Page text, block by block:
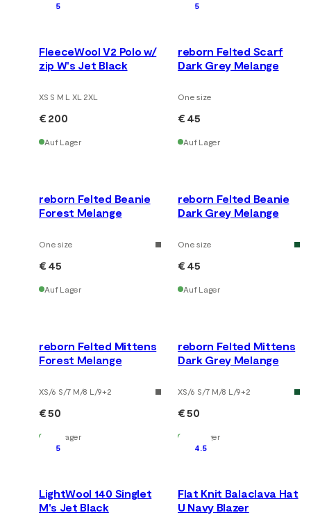
5
FleeceWool V2 Polo w/
zip W's Jet Black
XS S M L XL 2XL
€ 200
Auf Lager
5
reborn Felted Scarf
Dark Grey Melange
One size
€ 45
Auf Lager
reborn Felted Beanie
Forest Melange
One size
€ 45
Auf Lager
reborn Felted Beanie
Dark Grey Melange
One size
€ 45
Auf Lager
reborn Felted Mittens
Forest Melange
XS/6 S/7 M/8 L/9+2
€ 50
Auf Lager
reborn Felted Mittens
Dark Grey Melange
XS/6 S/7 M/8 L/9+2
€ 50
Auf Lager
5
LightWool 140 Singlet
M's Jet Black
4.5
Flat Knit Balaclava Hat
U Navy Blazer